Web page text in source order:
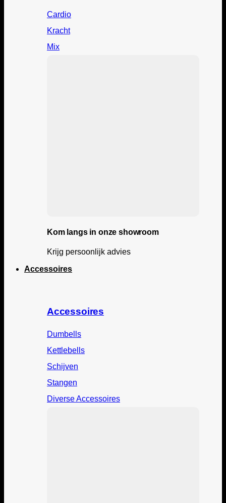
Cardio
Kracht
Mix
Kom langs in onze showroom
Krijg persoonlijk advies
Accessoires
Accessoires
Dumbells
Kettlebells
Schijven
Stangen
Diverse Accessoires